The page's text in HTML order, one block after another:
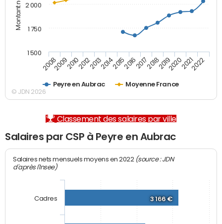
Peyre en Aubrac Moyenne France
20082009201020122013201420152016201720182019202020212022
1 500
1 750
2 000
© JDN 2026
Classement des salaires par ville
Salaires par CSP à Peyre en Aubrac
Salaires nets mensuels moyens en 2022 (source : JDN
d'après l'Insee)
3 166 €
Cadres